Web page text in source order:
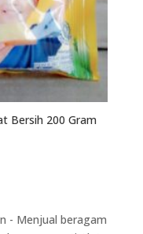
Bersih 200 Gram
- Menjual beragam